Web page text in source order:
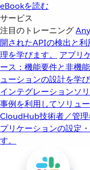
eBookを読む
サービス
注目のトレーニング
開されたAPIの検出と
理を学びます。
アプリ
ース：機能要件と非機
ューションの設計を学び
インテグレーションソ
事例を利用してソリュ
CloudHub技術者／管
プリケーションの設定
す。